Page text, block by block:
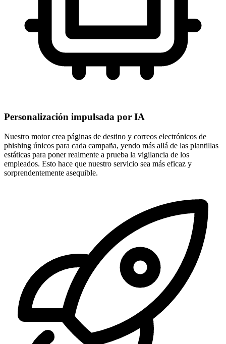
Personalización impulsada por IA
Nuestro motor crea páginas de destino y correos electrónicos de
phishing únicos para cada campaña, yendo más allá de las plantillas
estáticas para poner realmente a prueba la vigilancia de los
empleados. Esto hace que nuestro servicio sea más eficaz y
sorprendentemente asequible.